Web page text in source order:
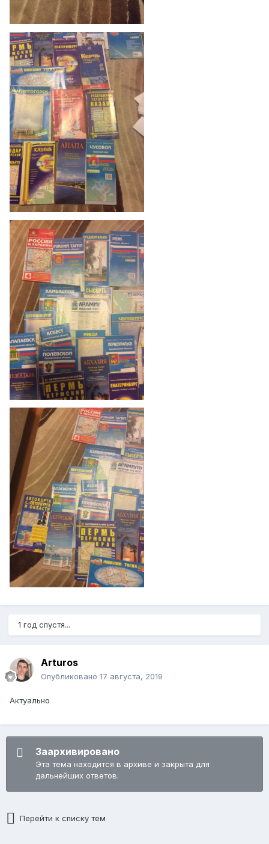
1 год спустя...
Arturos
Опубликовано 17 августа, 2019
Актуально
Заархивировано
Эта тема находится в архиве и закрыта для
дальнейших ответов.
Перейти к списку тем